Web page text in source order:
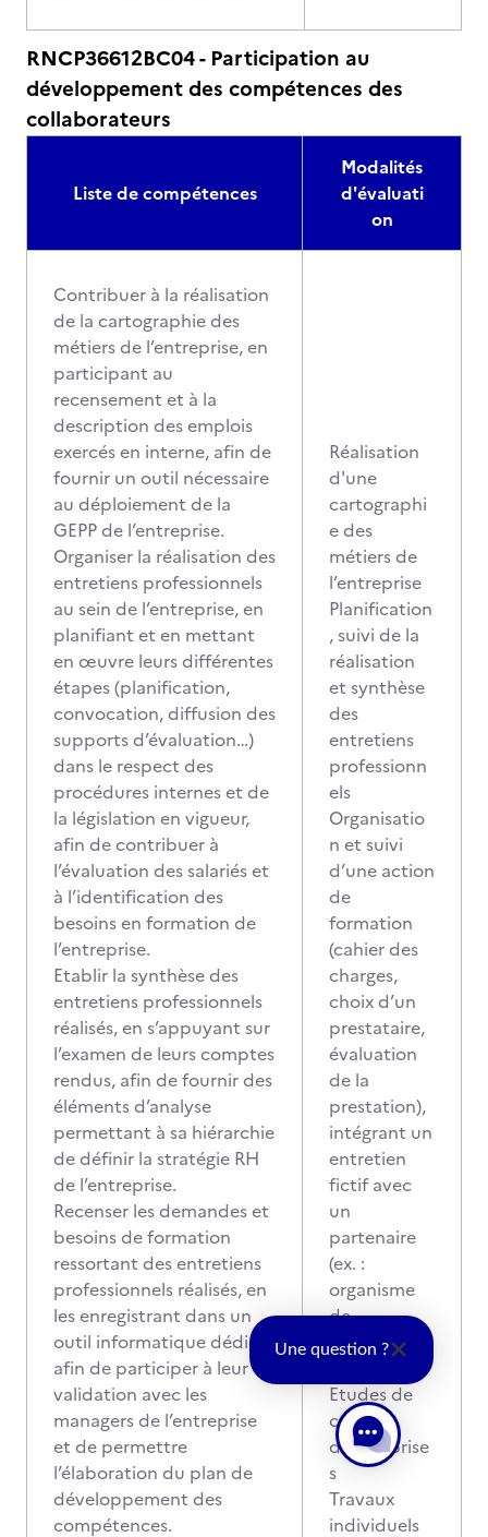
RNCP36612BC04 - Participation au
développement des compétences des
collaborateurs
Liste de compétences
Modalités
d'évaluati
on
Contribuer à la réalisation
de la cartographie des
métiers de l’entreprise, en
participant au
recensement et à la
description des emplois
exercés en interne, afin de
fournir un outil nécessaire
au déploiement de la
GEPP de l’entreprise.
Organiser la réalisation des
entretiens professionnels
au sein de l’entreprise, en
planifiant et en mettant
en œuvre leurs différentes
étapes (planification,
convocation, diffusion des
supports d’évaluation…)
dans le respect des
procédures internes et de
la législation en vigueur,
afin de contribuer à
l’évaluation des salariés et
à l’identification des
besoins en formation de
l’entreprise.
Etablir la synthèse des
entretiens professionnels
réalisés, en s’appuyant sur
l’examen de leurs comptes
rendus, afin de fournir des
éléments d’analyse
permettant à sa hiérarchie
de définir la stratégie RH
de l’entreprise.
Recenser les demandes et
besoins de formation
ressortant des entretiens
professionnels réalisés, en
les enregistrant dans un
outil informatique dédié,
afin de participer à leur
validation avec les
managers de l’entreprise
et de permettre
l’élaboration du plan de
développement des
compétences.
Réalisation
d'une
cartographi
e des
métiers de
l’entreprise
Planification
, suivi de la
réalisation
et synthèse
des
entretiens
professionn
els
Organisatio
n et suivi
d’une action
de
formation
(cahier des
charges,
choix d’un
prestataire,
évaluation
de la
prestation),
intégrant un
entretien
fictif avec
un
partenaire
(ex. :
organisme
de
formation,
Etudes de
cas
d’entreprise
s
Travaux
individuels
Une question ?